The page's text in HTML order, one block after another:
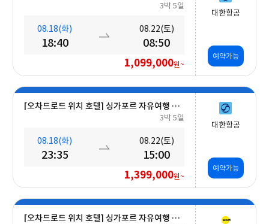
3박 5일
08.18(화)
18:40
08.22(토)
08:50
1,099,000원~
대한항공
예약가능
[오차드로드 위치 호텔] 싱가포르 자유여행 5일 #조식포함
3박 5일
08.18(화)
23:35
08.22(토)
15:00
1,399,000원~
대한항공
예약가능
[오차드로드 위치 호텔] 싱가포르 자유여행 5일 #조식포함 #오전 출발